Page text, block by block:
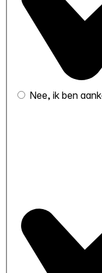
Nee, ik ben